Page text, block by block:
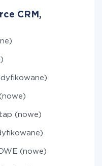
CRM,
(nowe)
(nowe)